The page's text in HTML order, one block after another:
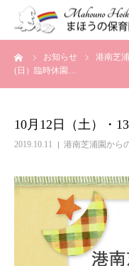
お知らせ 港南芝
(日）臨時休園…
10月12日（土）・
2019.10.11 港南芝浦園から
まほうの保育園の
各園のご紹介
一時保育について